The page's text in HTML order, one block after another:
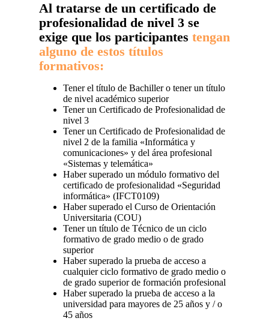
Al tratarse de un certificado de
profesionalidad de nivel 3 se
exige que los participantes tengan
alguno de estos títulos
formativos:
Tener el título de Bachiller o tener un título
de nivel académico superior
Tener un Certificado de Profesionalidad de
nivel 3
Tener un Certificado de Profesionalidad de
nivel 2 de la familia «Informática y
comunicaciones» y del área profesional
«Sistemas y telemática»
Haber superado un módulo formativo del
certificado de profesionalidad «Seguridad
informática» (IFCT0109)
Haber superado el Curso de Orientación
Universitaria (COU)
Tener un título de Técnico de un ciclo
formativo de grado medio o de grado
superior
Haber superado la prueba de acceso a
cualquier ciclo formativo de grado medio o
de grado superior de formación profesional
Haber superado la prueba de acceso a la
universidad para mayores de 25 años y / o
45 años